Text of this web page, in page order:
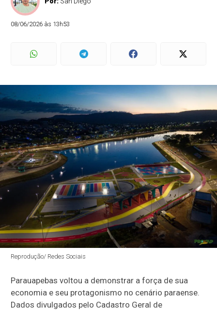
08/06/2026 às 13h53
Reprodução/ Redes Sociais
Parauapebas voltou a demonstrar a força de sua
economia e seu protagonismo no cenário paraense.
Dados divulgados pelo Cadastro Geral de